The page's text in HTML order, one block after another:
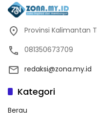
Provinsi Kalimantan
081350673709
redaksi@zona.my.id
Kategori
Berau